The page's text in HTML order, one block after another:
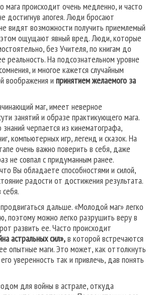
мага происходит очень медленно, и часто
достигнув апогея. Люди бросают
видят возможности получить приемлемый
этом ощущают явный вред. Люди, которые
без Учителя, по книгам до
реальность. На подсознательном уровне
и многое кажется случайным
воображения и принятием желаемого за
маг, имеет неверное
занятий и образе практикующего мага.
черпается из кинематографа,
компьютерных игр, легенд и сказок. На
очень важно поверить в себя, даже
не совпал с придуманным ранее.
Вы обладаете способностями и силой,
радости от достижения результата.
дальше. «Молодой маг» легко
поэтому можно легко разрушить веру в
развить ее. Часто происходит
астральных сил»,в которой встречаются
опытные маги. Это может, как оттолкнуть
уверенность так и привлечь, дав понять
для войны в астрале, откуда